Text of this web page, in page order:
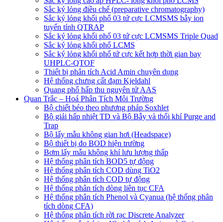
Sắc ký lỏng điều chế (preparative chromatography)
Sắc ký lỏng khối phổ 03 tứ cực LCMSMS bẫy ion
tuyến tính QTRAP
Sắc ký lỏng khối phổ 03 tứ cực LCMSMS Triple Quad
Sắc ký lỏng khối phổ LCMS
Sắc ký lỏng khối phổ tứ cực kết hợp thời gian bay
UHPLC-QTOF
Thiết bị phân tích Acid Amin chuyên dụng
Hệ thống chưng cất đạm Kjeldahl
Quang phổ hấp thu nguyên tử AAS
Quan Trắc – Hoá Phân Tích Môi Trường
Bộ chiết béo theo phương pháp Soxhlet
Bộ giải hấp nhiệt TD và Bộ Bẫy và thổi khí Purge and
Trap
Bộ lấy mẫu không gian hơi (Headspace)
Bộ thiết bị đo BOD hiện trường
Bơm lấy mẫu không khí lưu lượng thấp
Hệ thống phân tích BOD5 tự động
Hệ thống phân tích COD dùng TiO2
Hệ thống phân tích COD tự động
Hệ thống phân tích dòng liên tục CFA
Hệ thống phân tích Phenol và Cyanua (hệ thống phân
tích dòng CFA)
Hệ thống phân tích rời rạc Discrete Analyzer